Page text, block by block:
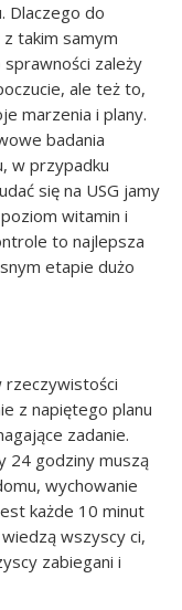
Dlaczego do
takim samym
zależy
ale też to,
marzenia i plany.
badania
w przypadku
się na USG jamy
witamin i
to najlepsza
etapie dużo
rzeczywistości
z napiętego planu
zadanie.
24 godziny muszą
wychowanie
każde 10 minut
wszyscy ci,
zabiegani i